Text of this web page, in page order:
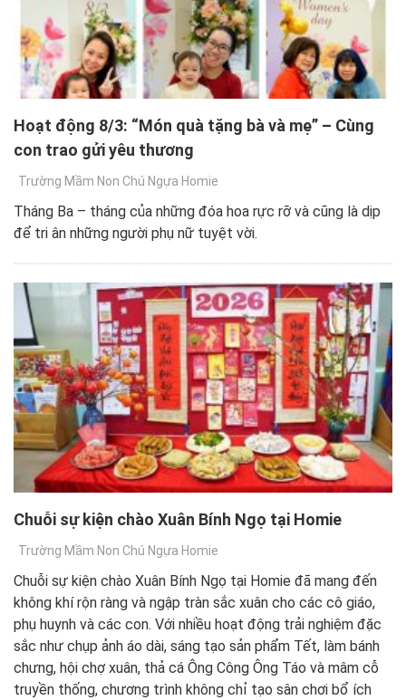
Hoạt động 8/3: “Món quà tặng bà và mẹ” – Cùng
con trao gửi yêu thương
Trường Mầm Non Chú Ngựa Homie
Tháng Ba – tháng của những đóa hoa rực rỡ và cũng là dịp
để tri ân những người phụ nữ tuyệt vời.
Chuỗi sự kiện chào Xuân Bính Ngọ tại Homie
Trường Mầm Non Chú Ngựa Homie
Chuỗi sự kiện chào Xuân Bính Ngọ tại Homie đã mang đến
không khí rộn ràng và ngập tràn sắc xuân cho các cô giáo,
phụ huynh và các con. Với nhiều hoạt động trải nghiệm đặc
sắc như chụp ảnh áo dài, sáng tạo sản phẩm Tết, làm bánh
chưng, hội chợ xuân, thả cá Ông Công Ông Táo và mâm cỗ
truyền thống, chương trình không chỉ tạo sân chơi bổ ích